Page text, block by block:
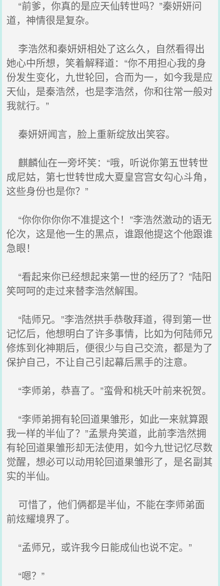
“前爹，你真的是应天仙转世吗？”秦妍妍问
道，神情很是复杂。
李浩然和秦妍妍相处了这么久，自然看得出
她心中所想，笑着解释道：“你不用担心我的身
份发生变化，九世轮回，合而为一，如今我是应
天仙，是秦浩然，也是李浩然，你和往常一般对
我就行。”
秦妍妍闻言，脸上重新绽放出笑容。
麒麟仙在一旁坏笑：“哦，听说你第五世转世
成尼姑，第七世转世成大夏皇宫宫女勾心斗角，
这些身份也是你？”
“你你你你你不准提这个！”李浩然激动的语无
伦次，这是他一生的黑点，谁跟他提这个他跟谁
急眼！
“看起来你已经想起来第一世的经历了？”陆阳
笑呵呵的走过来替李浩然解围。
“陆师兄。”李浩然拱手恭敬拜道，得到第一世
记忆后，他想明白了许多事情，比如为何陆师兄
修炼到化神期后，便很少与自己交流，都是为了
保护自己，不让自己引起幕后黑手的注意。
“李师弟，恭喜了。”蛮骨和桃夭叶前来祝贺。
“李师弟拥有轮回道果雏形，如此一来就算跟
我一样的半仙了？”孟景舟笑道，此前李浩然拥
有轮回道果雏形却无法使用，如今九世记忆尽数
觉醒，想必可以动用轮回道果雏形了，是名副其
实的半仙。
可惜了，他们俩都是半仙，不能在李师弟面
前炫耀境界了。
“孟师兄，或许我今日能成仙也说不定。”
“嗯？”